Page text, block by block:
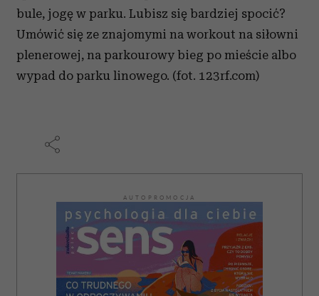
bule, jogę w parku. Lubisz się bardziej spocić?
Umówić się ze znajomymi na workout na siłowni
plenerowej, na parkourowy bieg po mieście albo
wypad do parku linowego. (fot. 123rf.com)
AUTOPROMOCJA